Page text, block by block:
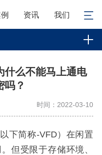
资讯 我们
什么不能马上通电
吗？
时间：2022-03-10
以下简称-VFD）在闲置
但受限于存储环境、